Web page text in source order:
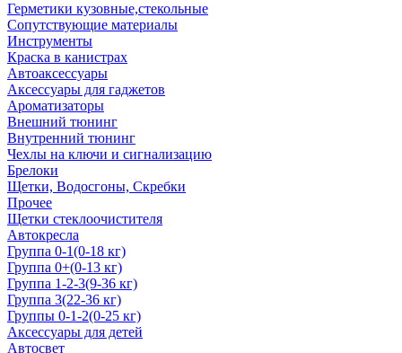
Герметики кузовные,стекольные
Сопутствующие материалы
Инструменты
Краска в канистрах
Автоаксессуары
Аксессуары для гаджетов
Ароматизаторы
Внешний тюнинг
Внутренний тюнинг
Чехлы на ключи и сигнализацию
Брелоки
Щетки, Водосгоны, Скребки
Прочее
Щетки стеклоочистителя
Автокресла
Группа 0-1(0-18 кг)
Группа 0+(0-13 кг)
Группа 1-2-3(9-36 кг)
Группа 3(22-36 кг)
Группы 0-1-2(0-25 кг)
Аксессуары для детей
Автосвет